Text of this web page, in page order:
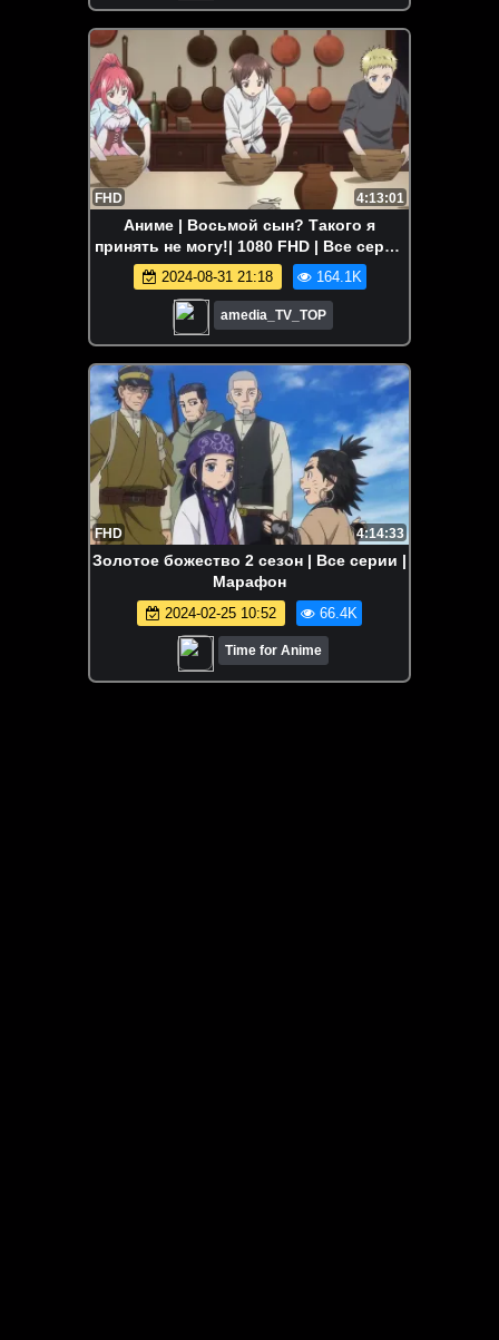
FHD 4:13:01
Аниме | Восьмой сын? Такого я
принять не могу!| 1080 FHD | Все серии
Аниме Марафон
2024-08-31 21:18 164.1K
amedia_TV_TOP
FHD 4:14:33
Золотое божество 2 сезон | Все серии |
Марафон
2024-02-25 10:52 66.4K
Time for Anime